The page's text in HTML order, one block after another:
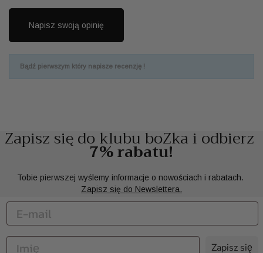
Napisz swoją opinię
Bądź pierwszym który napisze recenzję !
Zapisz się do klubu boZka i odbierz
7% rabatu!
Tobie pierwszej wyślemy informacje o nowościach i rabatach.
Zapisz się do Newslettera.
Zapisz się